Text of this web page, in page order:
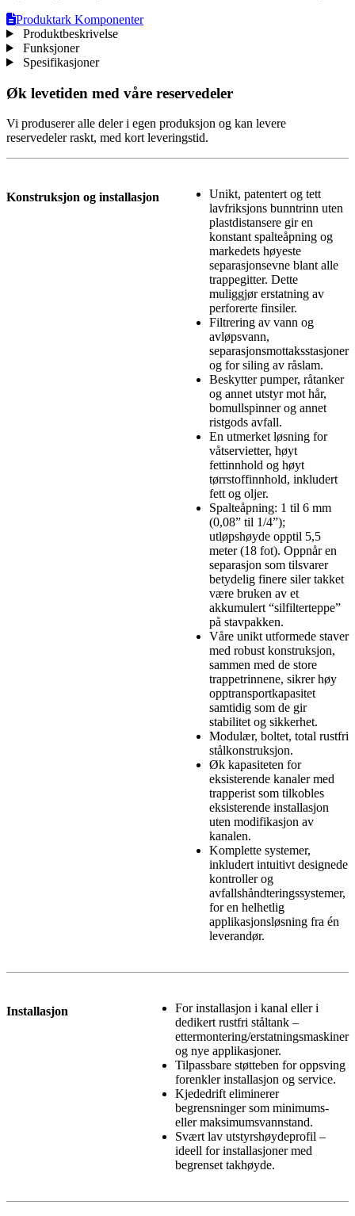
Produktark Komponenter
Produktbeskrivelse
Funksjoner
Spesifikasjoner
Øk levetiden med våre reservedeler
Vi produserer alle deler i egen produksjon og kan levere
reservedeler raskt, med kort leveringstid.
Konstruksjon og installasjon
Unikt, patentert og tett
lavfriksjons bunntrinn uten
plastdistansere gir en
konstant spalteåpning og
markedets høyeste
separasjonsevne blant alle
trappegitter. Dette
muliggjør erstatning av
perforerte finsiler.
Filtrering av vann og
avløpsvann,
separasjonsmottaksstasjoner
og for siling av råslam.
Beskytter pumper, råtanker
og annet utstyr mot hår,
bomullspinner og annet
ristgods avfall.
En utmerket løsning for
våtservietter, høyt
fettinnhold og høyt
tørrstoffinnhold, inkludert
fett og oljer.
Spalteåpning: 1 til 6 mm
(0,08” til 1/4”);
utløpshøyde opptil 5,5
meter (18 fot). Oppnår en
separasjon som tilsvarer
betydelig finere siler takket
være bruken av et
akkumulert “silfilterteppe”
på stavpakken.
Våre unikt utformede staver
med robust konstruksjon,
sammen med de store
trappetrinnene, sikrer høy
opptransportkapasitet
samtidig som de gir
stabilitet og sikkerhet.
Modulær, boltet, total rustfri
stålkonstruksjon.
Øk kapasiteten for
eksisterende kanaler med
trapperist som tilkobles
eksisterende installasjon
uten modifikasjon av
kanalen.
Komplette systemer,
inkludert intuitivt designede
kontroller og
avfallshåndteringssystemer,
for en helhetlig
applikasjonsløsning fra én
leverandør.
Installasjon
For installasjon i kanal eller i
dedikert rustfri ståltank –
ettermontering/erstatningsmaskiner
og nye applikasjoner.
Tilpassbare støtteben for oppsving
forenkler installasjon og service.
Kjededrift eliminerer
begrensninger som minimums-
eller maksimumsvannstand.
Svært lav utstyrshøydeprofil –
ideell for installasjoner med
begrenset takhøyde.